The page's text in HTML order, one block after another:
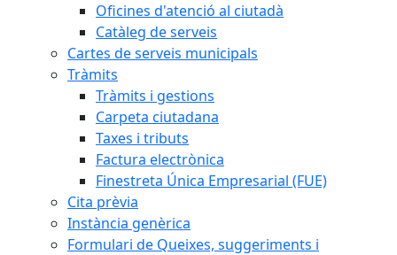
Oficines d'atenció al ciutadà
Catàleg de serveis
Cartes de serveis municipals
Tràmits
Tràmits i gestions
Carpeta ciutadana
Taxes i tributs
Factura electrònica
Finestreta Única Empresarial (FUE)
Cita prèvia
Instància genèrica
Formulari de Queixes, suggeriments i